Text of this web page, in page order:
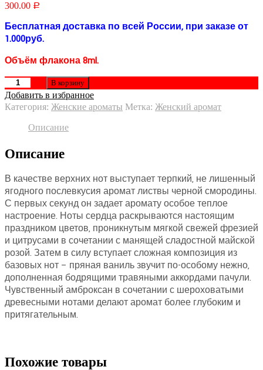
300.00 Р
Бесплатная доставка по всей России, при заказе от
1.000руб.
Объём флакона 8ml.
В корзину
Добавить в избранное
Категория: Женские ароматы Метка: Женский аромат
Описание
Описание
В качестве верхних нот выступает терпкий, не лишенный
ягодного послевкусия аромат листвы черной смородины.
С первых секунд он задает аромату особое теплое
настроение. Ноты сердца раскрываются настоящим
праздником цветов, проникнутым мягкой свежей фрезией
и цитрусами в сочетании с манящей сладостной майской
розой. Затем в силу вступает сложная композиция из
базовых нот – пряная ваниль звучит по-особому нежно,
дополненная бодрящими травяными аккордами пачули.
Чувственный амброксан в сочетании с шероховатыми
древесными нотами делают аромат более глубоким и
притягательным.
Похожие товары